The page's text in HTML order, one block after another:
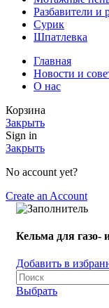
Разбавители и
Сурик
Шпатлевка
Главная
Новости и
О нас
Корзина
Закрыть
Sign in
Закрыть
No account yet?
Create an Account
Кельма для газо-
Добавить в
Выбрать